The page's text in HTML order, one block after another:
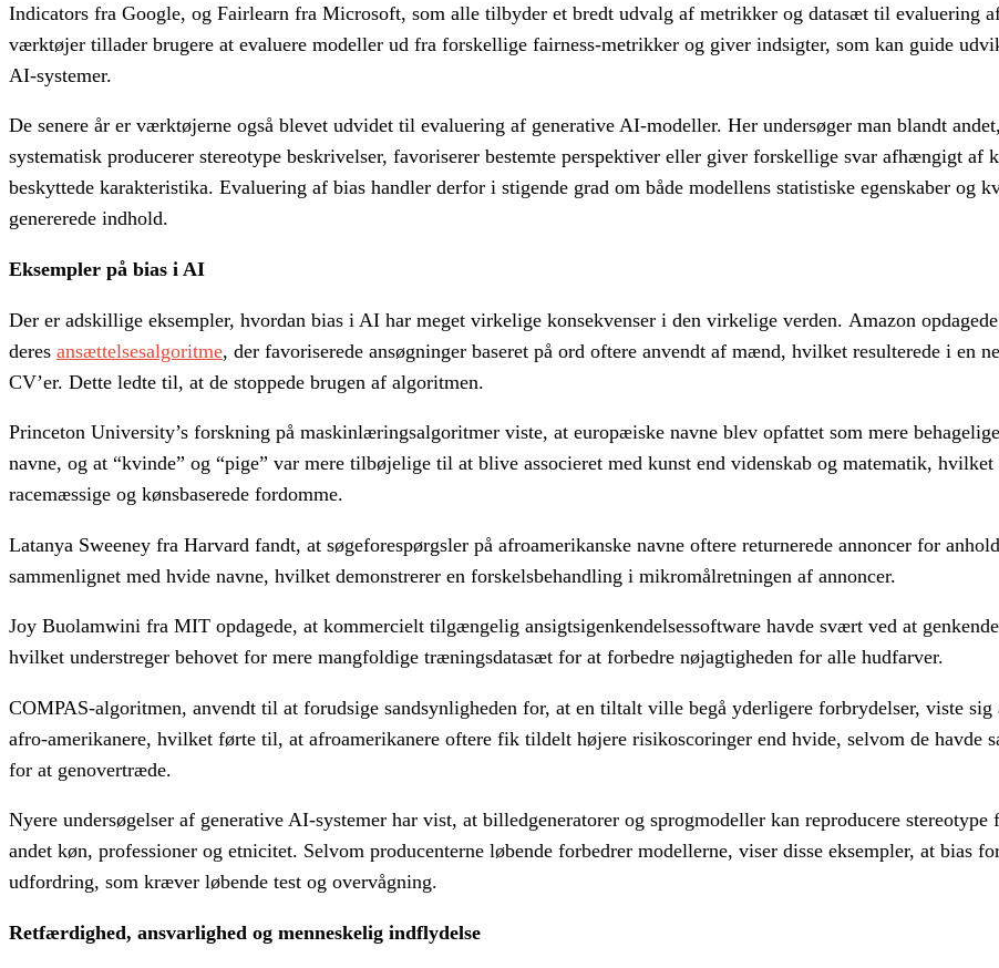
Indicators fra Google, og Fairlearn fra Microsoft, som alle tilbyder et bredt udvalg af metrikker og datasæt til evaluering
værktøjer tillader brugere at evaluere modeller ud fra forskellige fairness-metrikker og giver indsigter, som kan guide
AI-systemer.
De senere år er værktøjerne også blevet udvidet til evaluering af generative AI-modeller. Her undersøger man blandt
systematisk producerer stereotype beskrivelser, favoriserer bestemte perspektiver eller giver forskellige svar afhængigt af
beskyttede karakteristika. Evaluering af bias handler derfor i stigende grad om både modellens statistiske egenskaber og
genererede indhold.
Eksempler på bias i AI
Der er adskillige eksempler, hvordan bias i AI har meget virkelige konsekvenser i den virkelige verden. Amazon
deres ansættelsesalgoritme, der favoriserede ansøgninger baseret på ord oftere anvendt af mænd, hvilket resulterede i en
CV’er. Dette ledte til, at de stoppede brugen af algoritmen.
Princeton University’s forskning på maskinlæringsalgoritmer viste, at europæiske navne blev opfattet som mere
navne, og at “kvinde” og “pige” var mere tilbøjelige til at blive associeret med kunst end videnskab og matematik, hvilket
racemæssige og kønsbaserede fordomme.
Latanya Sweeney fra Harvard fandt, at søgeforespørgsler på afroamerikanske navne oftere returnerede annoncer for
sammenlignet med hvide navne, hvilket demonstrerer en forskelsbehandling i mikromålretningen af annoncer.
Joy Buolamwini fra MIT opdagede, at kommercielt tilgængelig ansigtsigenkendelsessoftware havde svært ved at
hvilket understreger behovet for mere mangfoldige træningsdatasæt for at forbedre nøjagtigheden for alle hudfarver.
COMPAS-algoritmen, anvendt til at forudsige sandsynligheden for, at en tiltalt ville begå yderligere forbrydelser, viste sig
afro-amerikanere, hvilket førte til, at afroamerikanere oftere fik tildelt højere risikoscoringer end hvide, selvom de havde
for at genovertræde.
Nyere undersøgelser af generative AI-systemer har vist, at billedgeneratorer og sprogmodeller kan reproducere
andet køn, professioner og etnicitet. Selvom producenterne løbende forbedrer modellerne, viser disse eksempler, at bias
udfordring, som kræver løbende test og overvågning.
Retfærdighed, ansvarlighed og menneskelig indflydelse